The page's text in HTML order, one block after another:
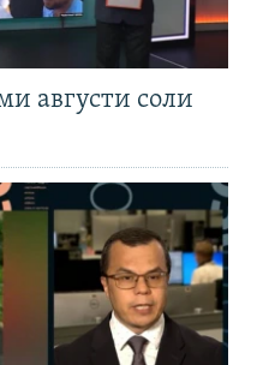
августи соли